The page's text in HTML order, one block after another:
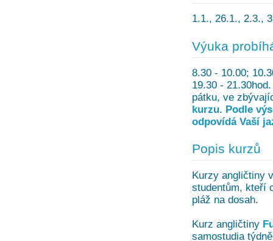
1.1., 26.1., 2.3.,
Výuka
8.30 - 10.00;
19.30 -
pátku, ve
kurzu. Podle
odpovídá Vaší
Popis kurzů
Kurzy angličtiny
studentům, kteří
pláž na dosah.
Kurz angličtiny
samostudia